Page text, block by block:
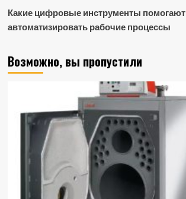
Какие цифровые инструменты помогают
автоматизировать рабочие процессы
Возможно, вы пропустили